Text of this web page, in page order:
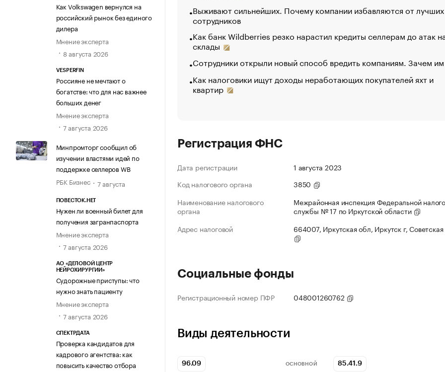
Как Volkswagen вернулся на
российский рынок без единого
дилера
Мнение эксперта
8 августа 2026
VESPERFIN
Россияне не мечтают о
богатстве: что для нас важнее
больших денег
Мнение эксперта
7 августа 2026
Минпромторг сообщил об
изучении властями идей по
поддержке селлеров WB
РБК Бизнес
7 августа
ПОВЕСТОК.НЕТ
Нужен ли военный билет для
получения загранпаспорта
Мнение эксперта
7 августа 2026
АО «ДЕЛОВОЙ ЦЕНТР
НЕЙРОХИРУРГИИ»
Судорожные приступы: что
нужно знать пациенту
Мнение эксперта
7 августа 2026
СПЕКТРДАТА
Проверка кандидатов для
кадрового агентства: как
повысить качество отбора
Выживают сильнейших. Почему компании избавляются от лучших
сотрудников
Как банк Wildberries резко нарастил кредиты селлерам до атак
склады
Сотрудники открыли новый способ вредить компаниям. Зачем
Как налоговики ищут доходы неработающих покупателей яхт и
квартир
Регистрация ФНС
Дата регистрации
1 августа 2023
Код налогового органа
3850
Наименование налогового
органа
Межрайонная инспекция Федеральной
службы № 17 по Иркутской области
Адрес налоговой
664007, Иркутская обл, Иркутск г,
Социальные фонды
Регистрационный номер ПФР 048001260762
Виды деятельности
96.09 ОСНОВНОЙ 85.41.9